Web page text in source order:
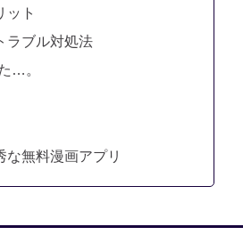
ット
ラブル対処法
…。
な無料漫画アプリ